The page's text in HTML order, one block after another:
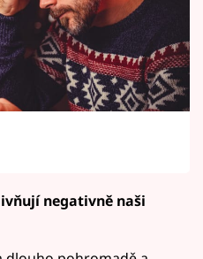
negativně naši